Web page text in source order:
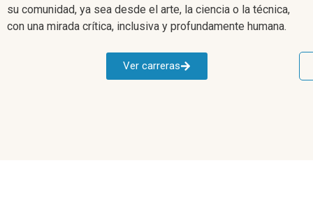
su comunidad, ya sea desde el arte, la ciencia o la técnica,
con una mirada crítica, inclusiva y profundamente humana.
Ver carreras